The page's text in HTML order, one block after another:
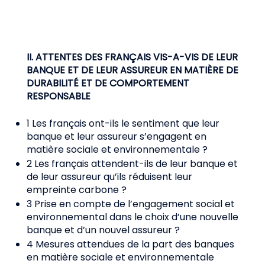
II. ATTENTES DES FRANÇAIS VIS-A-VIS DE LEUR
BANQUE ET DE LEUR ASSUREUR EN MATIÈRE DE
DURABILITÉ ET DE COMPORTEMENT
RESPONSABLE
1 Les français ont-ils le sentiment que leur
banque et leur assureur s’engagent en
matière sociale et environnementale ?
2 Les français attendent-ils de leur banque et
de leur assureur qu’ils réduisent leur
empreinte carbone ?
3 Prise en compte de l’engagement social et
environnemental dans le choix d’une nouvelle
banque et d’un nouvel assureur ?
4 Mesures attendues de la part des banques
en matière sociale et environnementale